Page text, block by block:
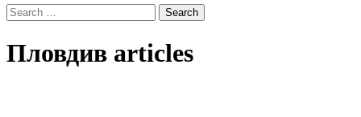
Пловдив articles